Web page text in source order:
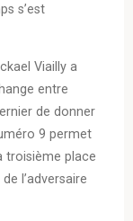
s’est
Viailly a
entre
de donner
9 permet
troisième place
l’adversaire